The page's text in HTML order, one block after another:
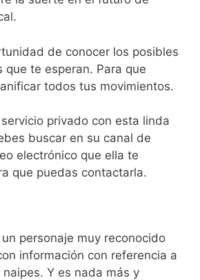
de conocer los posibles
que te esperan. Para que
todos tus movimientos.
privado con esta linda
buscar en su canal de
electrónico que ella te
que puedas contactarla.
personaje muy reconocido
información con referencia a
Y es nada más y